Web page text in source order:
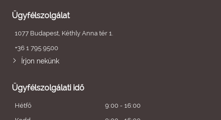
Ügyfélszolgálat
1077 Budapest, Kéthly Anna tér 1.
+36 1 795 9500
Írjon nekünk
Ügyfélszolgálati idő
Hétfő
9:00 - 16:00